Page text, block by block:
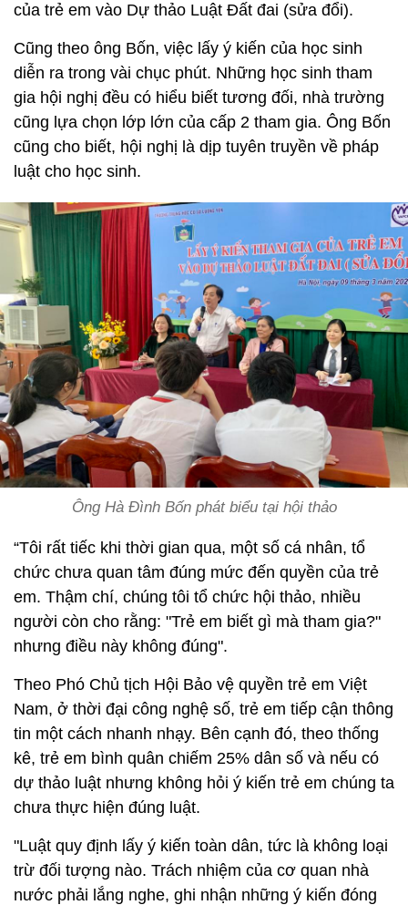
của trẻ em vào Dự thảo Luật Đất đai (sửa đổi).
Cũng theo ông Bốn, việc lấy ý kiến của học sinh
diễn ra trong vài chục phút. Những học sinh tham
gia hội nghị đều có hiểu biết tương đối, nhà trường
cũng lựa chọn lớp lớn của cấp 2 tham gia. Ông Bốn
cũng cho biết, hội nghị là dịp tuyên truyền về pháp
luật cho học sinh.
Ông Hà Đình Bốn phát biểu tại hội thảo
“Tôi rất tiếc khi thời gian qua, một số cá nhân, tổ
chức chưa quan tâm đúng mức đến quyền của trẻ
em. Thậm chí, chúng tôi tổ chức hội thảo, nhiều
người còn cho rằng: "Trẻ em biết gì mà tham gia?"
nhưng điều này không đúng".
Theo Phó Chủ tịch Hội Bảo vệ quyền trẻ em Việt
Nam, ở thời đại công nghệ số, trẻ em tiếp cận thông
tin một cách nhanh nhạy. Bên cạnh đó, theo thống
kê, trẻ em bình quân chiếm 25% dân số và nếu có
dự thảo luật nhưng không hỏi ý kiến trẻ em chúng ta
chưa thực hiện đúng luật.
"Luật quy định lấy ý kiến toàn dân, tức là không loại
trừ đối tượng nào. Trách nhiệm của cơ quan nhà
nước phải lắng nghe, ghi nhận những ý kiến đóng